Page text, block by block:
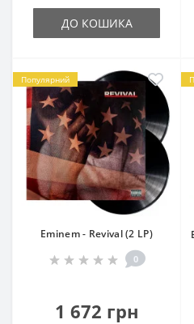
ДО КОШИКА
Популярний
Eminem - Revival (2 LP)
0
1 672 грн